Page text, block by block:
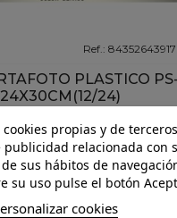
Ref.:
PLASTICO PS-
24X30CM(12/24)
propias y de
relacionada con
sus hábitos de
su uso pulse el botón
cookies